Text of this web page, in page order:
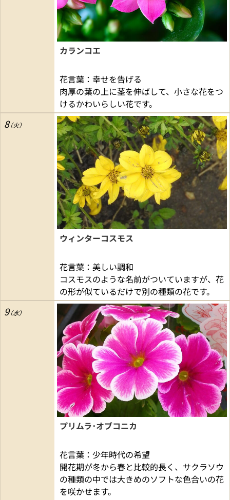
カランコエ
花言葉：幸せを告げる
肉厚の葉の上に茎を伸ばして、小さな花をつ
けるかわいらしい花です。
8
ウィンターコスモス
花言葉：美しい調和
コスモスのような名前がついていますが、花
の形が似ているだけで別の種類の花です。
9
プリムラ･オブコニカ
花言葉：少年時代の希望
開花期が冬から春と比較的長く、サクラソウ
の種類の中では大きめのソフトな色合いの花
を咲かせます。